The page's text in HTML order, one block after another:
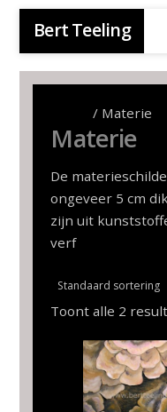
Bert Teeling
/ Materie
Materie
De
ongeveer 5 cm
zijn uit
verf
Toont alle 2